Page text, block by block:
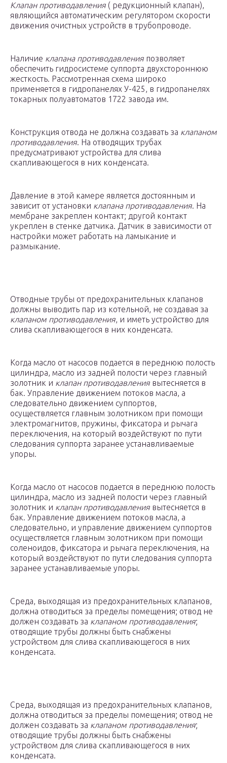
Клапан противодавления ( редукционный клапан),
являющийся автоматическим регулятором скорости
движения очистных устройств в трубопроводе.
Наличие клапана противодавления позволяет
обеспечить гидросистеме суппорта двухстороннюю
жесткость. Рассмотренная схема широко
применяется в гидропанелях У-425, в гидропанелях
токарных полуавтоматов 1722 завода им.
Конструкция отвода не должна создавать за клапаном
противодавления. На отводящих трубах
предусматривают устройства для слива
скапливающегося в них конденсата.
Давление в этой камере является достоянным и
зависит от установки клапана противодавления. На
мембране закреплен контакт; другой контакт
укреплен в стенке датчика. Датчик в зависимости от
настройки может работать на ламыкание и
размыкание.
Отводные трубы от предохранительных клапанов
должны выводить пар из котельной, не создавая за
клапаном противодавления, и иметь устройство для
слива скапливающегося в них конденсата.
Когда масло от насосов подается в переднюю полость
цилиндра, масло из задней полости через главный
золотник и клапан противодавления вытесняется в
бак. Управление движением потоков масла, а
следовательно движением суппортов,
осуществляется главным золотником при помощи
электромагнитов, пружины, фиксатора и рычага
переключения, на который воздействуют по пути
следования суппорта заранее устанавливаемые
упоры.
Когда масло от насосов подается в переднюю полость
цилиндра, масло из задней полости через главный
золотник и клапан противодавления вытесняется в
бак. Управление движением потоков масла, а
следовательно, и управление движением суппортов
осуществляется главным золотником при помощи
соленоидов, фиксатора и рычага переключения, на
который воздействуют по пути следования суппорта
заранее устанавливаемые упоры.
Среда, выходящая из предохранительных клапанов,
должна отводиться за пределы помещения; отвод не
должен создавать за клапаном противодавления;
отводящие трубы должны быть снабжены
устройством для слива скапливающегося в них
конденсата.
Среда, выходящая из предохранительных клапанов,
должна отводиться за пределы помещения; отвод не
должен создавать за клапаном противодавления;
отводящие трубы должны быть снабжены
устройством для слива скапливающегося в них
конденсата.